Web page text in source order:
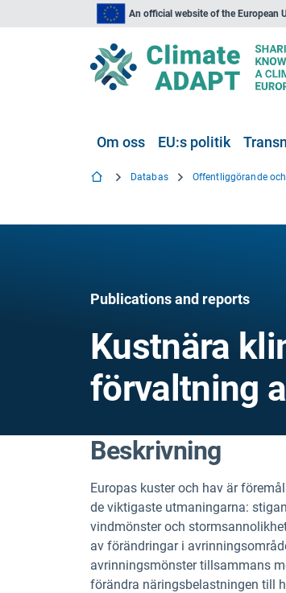
An official website of the European
Om oss EU:s politik
Databas Offentliggörande
Publications and reports
Kustnära
förvaltning
Beskrivning
Europas kuster och hav är
de viktigaste utmaningarna:
vindmönster och
av förändringar i
avrinningsmönster tillsammans
förändra näringsbelastningen till